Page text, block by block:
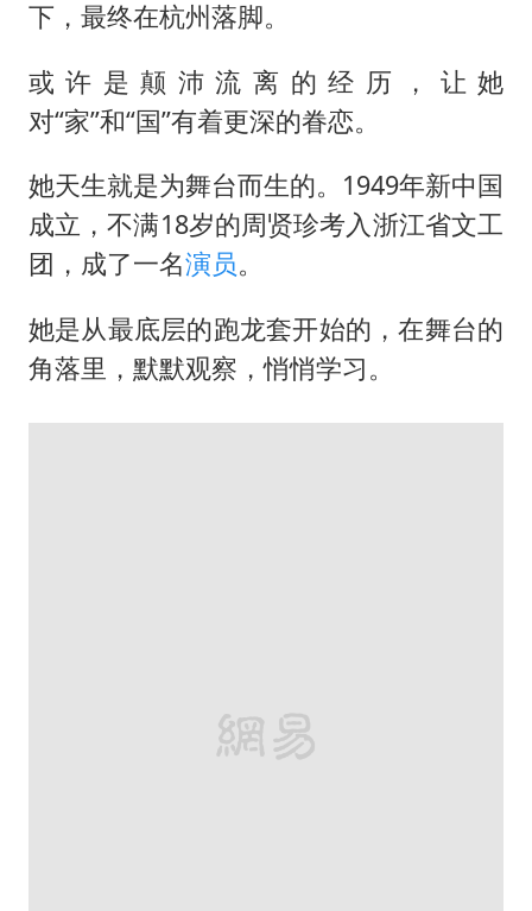
下，最终在杭州落脚。
或许是颠沛流离的经历，让她
对“家”和“国”有着更深的眷恋。
她天生就是为舞台而生的。1949年新中国
成立，不满18岁的周贤珍考入浙江省文工
团，成了一名演员。
她是从最底层的跑龙套开始的，在舞台的
角落里，默默观察，悄悄学习。